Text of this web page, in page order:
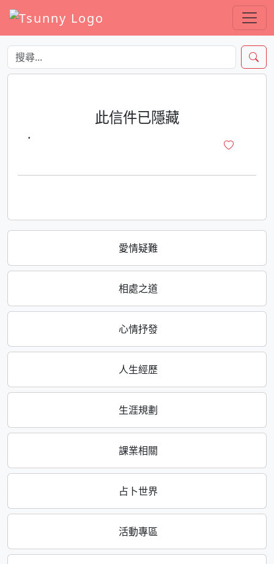
愛情疑難
相處之道
心情抒發
人生經歷
生涯規劃
課業相關
占卜世界
活動專區
此信件已隱藏
·